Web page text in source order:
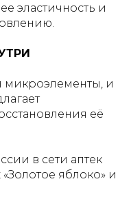
эластичность и
и
её
в сети аптек
яблоко» и